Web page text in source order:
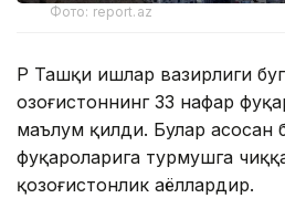
Фото: report.az
ҚР Ташқи ишлар вазирлиги
Қозоғистоннинг 33 нафар
маълум қилди. Булар асосан
фуқароларига турмушга
қозоғистонлик аёллардир.